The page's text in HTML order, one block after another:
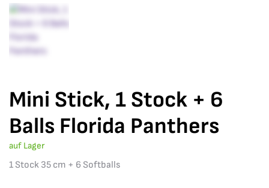
Mini Stick, 1 Stock + 6
Balls Florida Panthers
auf Lager
1 Stock 35 cm + 6 Softballs